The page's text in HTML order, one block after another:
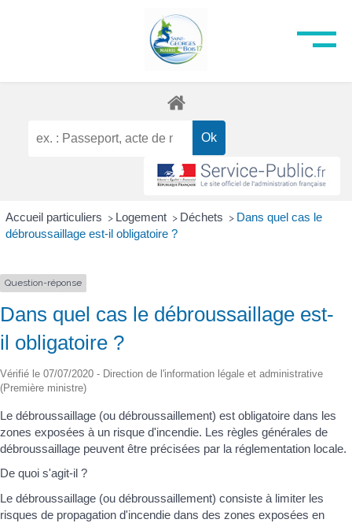
Accueil particuliers > Logement > Déchets > Dans quel cas le
débroussaillage est-il obligatoire ?
Question-réponse
Dans quel cas le débroussaillage est-
il obligatoire ?
Vérifié le 07/07/2020 - Direction de l'information légale et administrative
(Première ministre)
Le débroussaillage (ou débroussaillement) est obligatoire dans les
zones exposées à un risque d'incendie. Les règles générales de
débroussaillage peuvent être précisées par la réglementation locale.
De quoi s'agit-il ?
Le débroussaillage (ou débroussaillement) consiste à limiter les
risques de propagation d'incendie dans des zones exposées en